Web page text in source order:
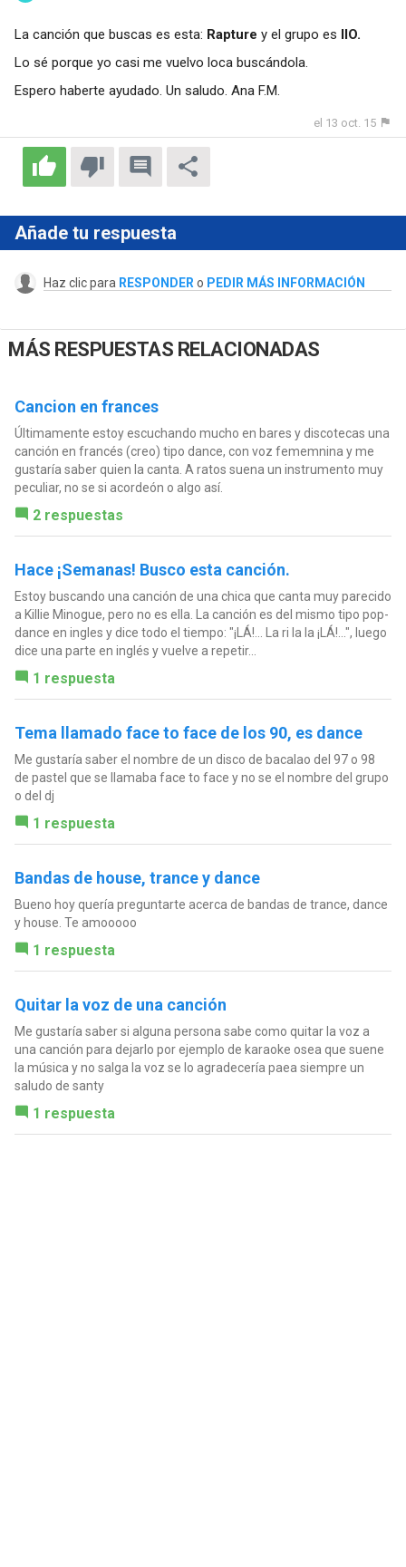
La canción que buscas es esta: Rapture y el grupo es IIO.
Lo sé porque yo casi me vuelvo loca buscándola.
Espero haberte ayudado. Un saludo. Ana F.M.
el 13 oct. 15
Añade tu respuesta
Haz clic para RESPONDER o PEDIR MÁS INFORMACIÓN
MÁS RESPUESTAS RELACIONADAS
Cancion en frances
Últimamente estoy escuchando mucho en bares y discotecas una
canción en francés (creo) tipo dance, con voz fememnina y me
gustaría saber quien la canta. A ratos suena un instrumento muy
peculiar, no se si acordeón o algo así.
2 respuestas
Hace ¡Semanas! Busco esta canción.
Estoy buscando una canción de una chica que canta muy parecido
a Killie Minogue, pero no es ella. La canción es del mismo tipo pop-
dance en ingles y dice todo el tiempo: "¡LÁ!... La ri la la ¡LÁ!...", luego
dice una parte en inglés y vuelve a repetir...
1 respuesta
Tema llamado face to face de los 90, es dance
Me gustaría saber el nombre de un disco de bacalao del 97 o 98
de pastel que se llamaba face to face y no se el nombre del grupo
o del dj
1 respuesta
Bandas de house, trance y dance
Bueno hoy quería preguntarte acerca de bandas de trance, dance
y house. Te amooooo
1 respuesta
Quitar la voz de una canción
Me gustaría saber si alguna persona sabe como quitar la voz a
una canción para dejarlo por ejemplo de karaoke osea que suene
la música y no salga la voz se lo agradecería paea siempre un
saludo de santy
1 respuesta